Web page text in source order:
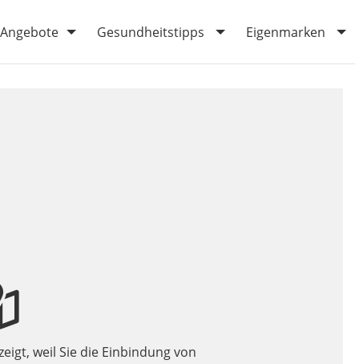
Angebote Gesundheitstipps Eigenmarken
weil Sie die Einbindung von